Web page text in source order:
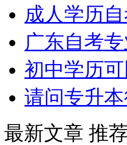
成人学历
广东自考
初中学历
请问专升
最新文章 推